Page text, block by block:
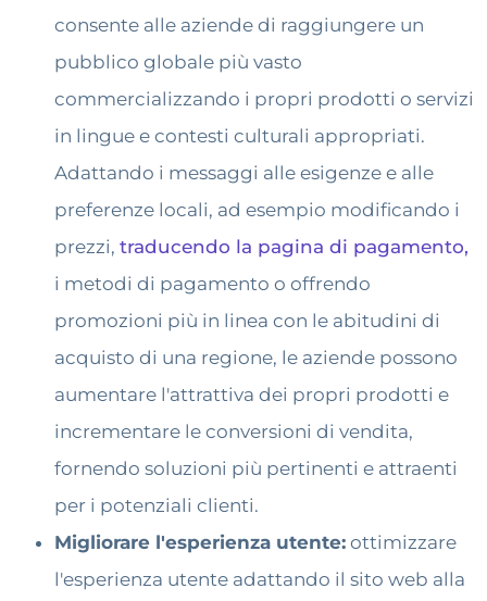
consente alle aziende di raggiungere un
pubblico globale più vasto
commercializzando i propri prodotti o servizi
in lingue e contesti culturali appropriati.
Adattando i messaggi alle esigenze e alle
preferenze locali, ad esempio modificando i
prezzi, traducendo la pagina di pagamento,
i metodi di pagamento o offrendo
promozioni più in linea con le abitudini di
acquisto di una regione, le aziende possono
aumentare l'attrattiva dei propri prodotti e
incrementare le conversioni di vendita,
fornendo soluzioni più pertinenti e attraenti
per i potenziali clienti.
Migliorare l'esperienza utente: ottimizzare
l'esperienza utente adattando il sito web alla